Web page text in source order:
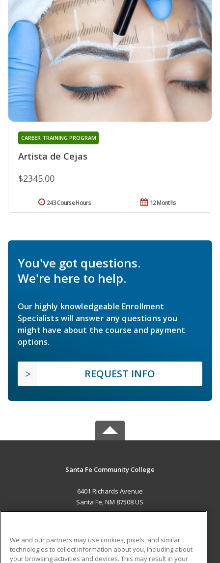
Artista de Cejas
CAREER TRAINING PROGRAM
$2345.00
12 Months
243 Course Hours
You've got questions.
We're here to help.
Our highly knowledgeable Enrollment
Specialists will answer any questions you
might have about the course and payment
options.
REQUEST INFO
Santa Fe Community College
6401 Richards Avenue
Santa Fe, NM 87508 US
ADDITIONAL RESOURCES
We and our partners may use cookies, pixels, and similar
technologies to collect information about you, including about
your browsing activities and devices. This may result in your